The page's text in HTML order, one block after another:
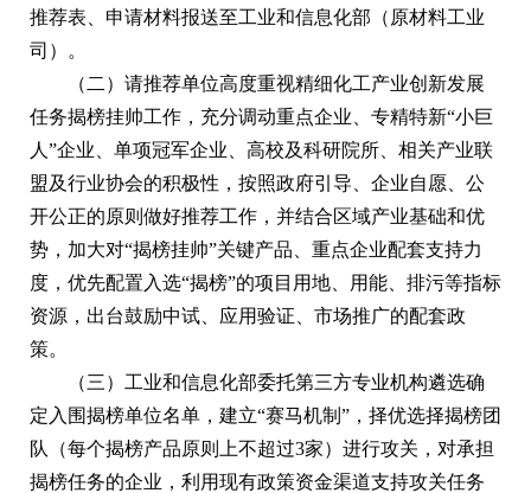
推荐表、申请材料报送至工业和信息化部（原材料工业
司）。
（二）请推荐单位高度重视精细化工产业创新发展
任务揭榜挂帅工作，充分调动重点企业、专精特新“小巨
人”企业、单项冠军企业、高校及科研院所、相关产业联
盟及行业协会的积极性，按照政府引导、企业自愿、公
开公正的原则做好推荐工作，并结合区域产业基础和优
势，加大对“揭榜挂帅”关键产品、重点企业配套支持力
度，优先配置入选“揭榜”的项目用地、用能、排污等指标
资源，出台鼓励中试、应用验证、市场推广的配套政
策。
（三）工业和信息化部委托第三方专业机构遴选确
定入围揭榜单位名单，建立“赛马机制”，择优选择揭榜团
队（每个揭榜产品原则上不超过3家）进行攻关，对承担
揭榜任务的企业，利用现有政策资金渠道支持攻关任务